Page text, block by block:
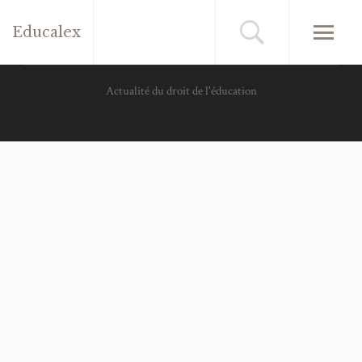
Educalex
Actualité du droit de l'éducation